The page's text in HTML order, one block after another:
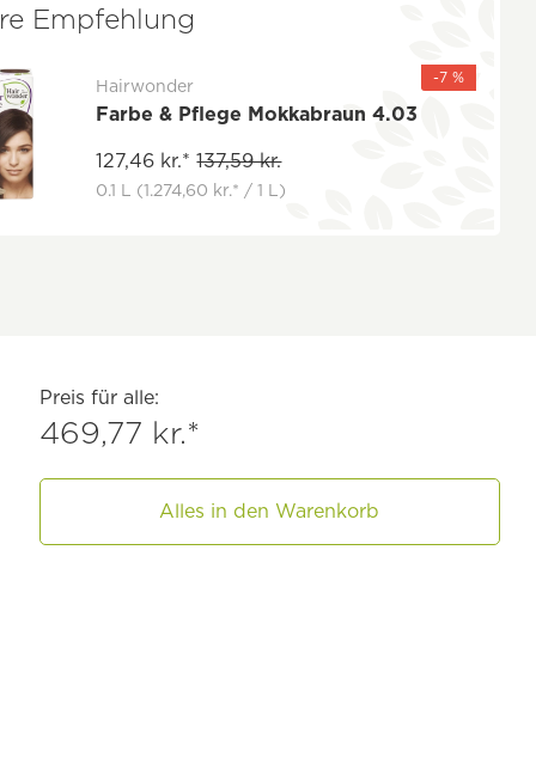
Empfehlung
-7 %
Hairwonder
Farbe & Pflege Mokkabraun 4.03
127,46 kr.* 137,59 kr.
0.1 L (1.274,60 kr.* / 1 L)
Preis für alle:
469,77 kr.*
Alles in den Warenkorb